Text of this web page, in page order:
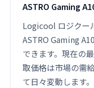
ASTRO Gaming
Logicool ロジクー
ASTRO Gaming
できます。現在の
取価格は市場の需
て日々変動します